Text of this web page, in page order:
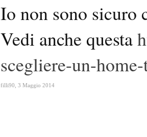
Io non sono sicuro
Vedi anche questa
scegliere-un-
filli90 3 Maggio 2014